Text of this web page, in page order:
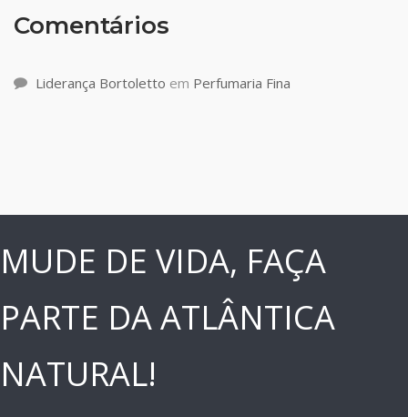
Comentários
Liderança Bortoletto em Perfumaria Fina
MUDE DE VIDA, FAÇA
PARTE DA ATLÂNTICA
NATURAL!